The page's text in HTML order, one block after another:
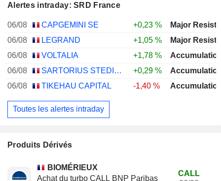
Alertes intraday: SRD France
06/08 CAPGEMINI SE
+0,23 %
06/08
LEGRAND
+1,05 %
06/08
VOLTALIA
+1,78 %
06/08
SARTORIUS STEDIM BIOTECH
+0,29 %
06/08
TIKEHAU CAPITAL -1,40 %
Toutes les alertes intraday
Produits Dérivés
BIOMÉRIEUX
Achat du turbo CALL BNP Paribas
CALL